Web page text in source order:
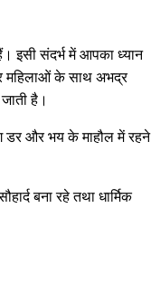
इसी संदर्भ में आपका ध्यान
महिलाओं के साथ अभद्र
है।
डर और भय के माहौल में रहने
बना रहे तथा धार्मिक